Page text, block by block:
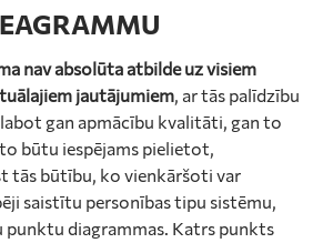
nav absolūta atbilde uz visiem
jautājumiem, ar tās palīdzību
gan apmācību kvalitāti, gan to
būtu iespējams pielietot,
tās būtību, ko vienkāršoti var
saistītu personības tipu sistēmu,
punktu diagrammas. Katrs punkts